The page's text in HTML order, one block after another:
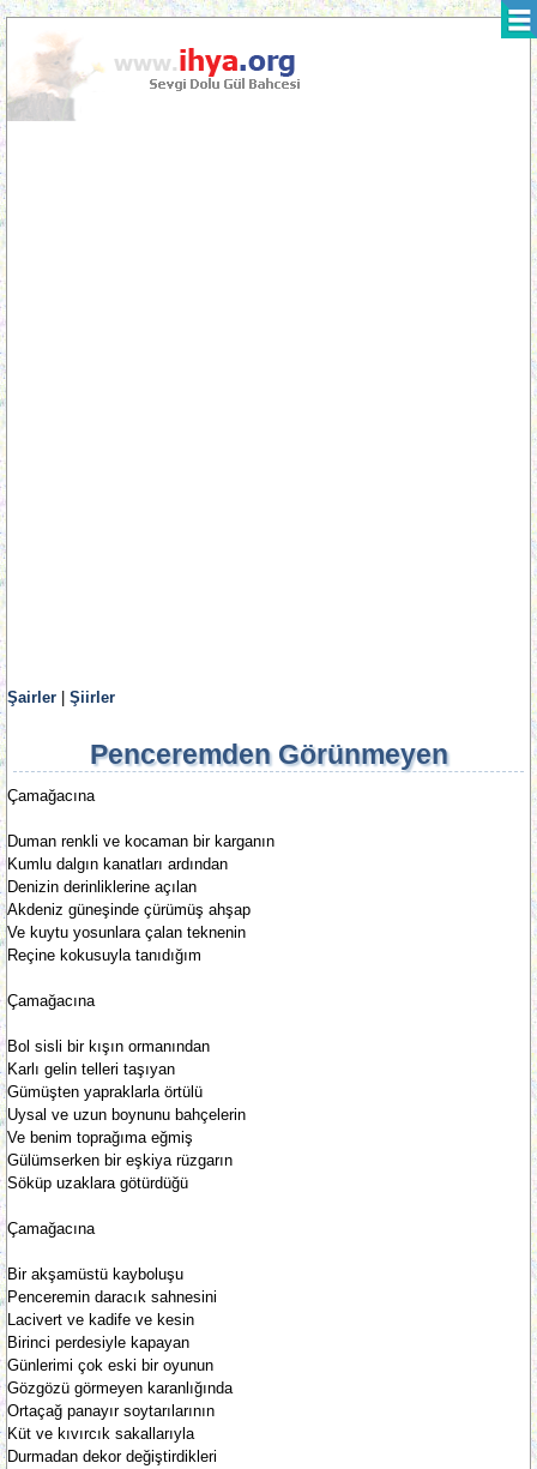
Şairler Şiirler
Penceremden Görünmeyen
Çamağacına
Duman renkli ve kocaman bir karganın
Kumlu dalgın kanatları ardından
Denizin derinliklerine açılan
Akdeniz güneşinde çürümüş ahşap
Ve kuytu yosunlara çalan teknenin
Reçine kokusuyla tanıdığım
Çamağacına
Bol sisli bir kışın ormanından
Karlı gelin telleri taşıyan
Gümüşten yapraklarla örtülü
Uysal ve uzun boynunu bahçelerin
Ve benim toprağıma eğmiş
Gülümserken bir eşkiya rüzgarın
Söküp uzaklara götürdüğü
Çamağacına
Bir akşamüstü kayboluşu
Penceremin daracık sahnesini
Lacivert ve kadife ve kesin
Birinci perdesiyle kapayan
Günlerimi çok eski bir oyunun
Gözgözü görmeyen karanlığında
Ortaçağ panayır soytarılarının
Küt ve kıvırcık sakallarıyla
Durmadan dekor değiştirdikleri